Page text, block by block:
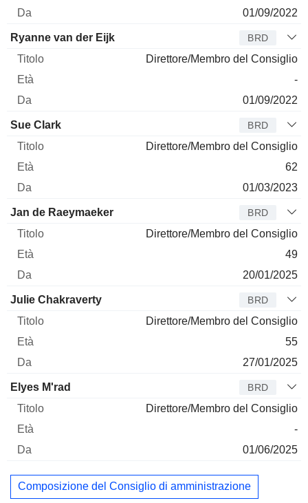
01/09/2022
Ryanne van der Eijk BRD
Direttore/Membro del Consiglio
-
01/09/2022
Sue Clark BRD
Direttore/Membro del Consiglio
62
01/03/2023
Jan de Raeymaeker BRD
Direttore/Membro del Consiglio
49
20/01/2025
Julie Chakraverty BRD
Direttore/Membro del Consiglio
55
27/01/2025
Elyes M'rad BRD
Direttore/Membro del Consiglio
-
01/06/2025
Composizione del Consiglio di amministrazione